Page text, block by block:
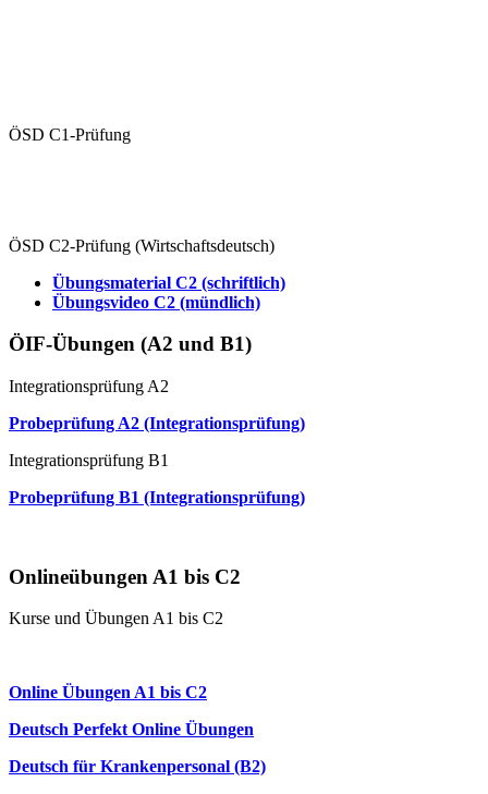
ÖSD C1-Prüfung
ÖSD C2-Prüfung (Wirtschaftsdeutsch)
Übungsmaterial C2 (schriftlich)
Übungsvideo C2 (mündlich)
ÖIF-Übungen (A2 und B1)
Integrationsprüfung A2
Probeprüfung A2 (Integrationsprüfung)
Integrationsprüfung B1
Probeprüfung B1 (Integrationsprüfung)
Onlineübungen A1 bis C2
Kurse und Übungen A1 bis C2
Online Übungen A1 bis C2
Deutsch Perfekt Online Übungen
Deutsch für Krankenpersonal (B2)